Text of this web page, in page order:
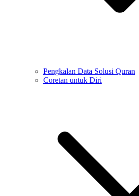
Pengkalan Data Solusi Quran
Coretan untuk Diri